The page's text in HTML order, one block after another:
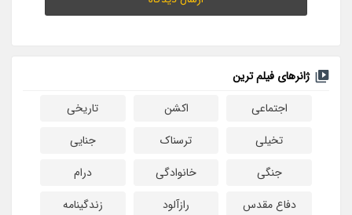
ژانرهای فیلم ترین
اجتماعی
اکشن
تاریخی
تخیلی
ترسناک
جنایی
جنگی
خانوادگی
درام
دفاع مقدس
رازآلود
زندگینامه